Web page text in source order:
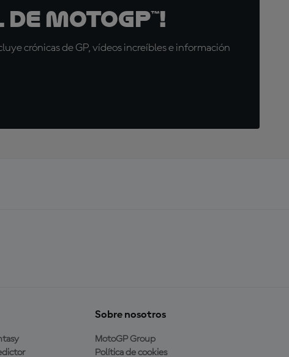
MotoGP™!
crónicas de GP, vídeos increíbles e información
Sobre nosotros
MotoGP Group
Política de cookies